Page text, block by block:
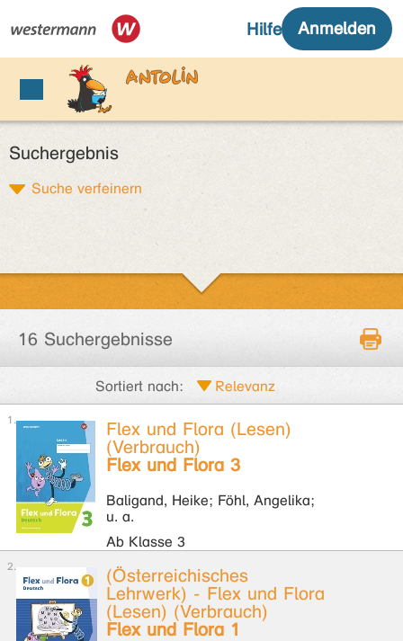
Suchergebnis
Suche verfeinern
16 Suchergebnisse
Sortiert nach:
Flex und Flora (Lesen)
(Verbrauch)
Flex und Flora 3
Baligand, Heike; Föhl, Angelika;
u. a.
Ab Klasse 3
(Österreichisches
Lehrwerk) - Flex und Flora
(Lesen) (Verbrauch)
Flex und Flora 1